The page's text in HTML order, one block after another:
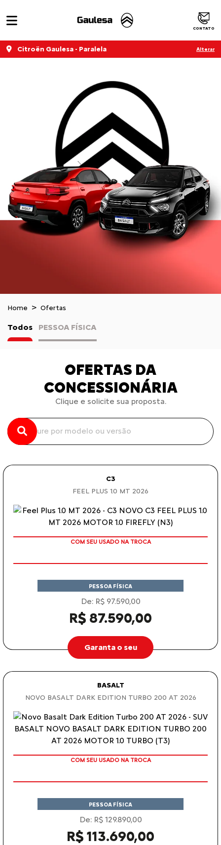
CONTATO
Citroën Gaulesa - Paralela Alterar
Home Ofertas
Todos PESSOA FÍSICA
OFERTAS DA
CONCESSIONÁRIA
Clique e solicite sua proposta.
C3
FEEL PLUS 1.0 MT 2026
COM SEU USADO NA TROCA
PESSOA FÍSICA
De: R$ 97.590,00
R$ 87.590,00
Garanta o seu
BASALT
NOVO BASALT DARK EDITION TURBO 200 AT 2026
COM SEU USADO NA TROCA
PESSOA FÍSICA
De: R$ 129.890,00
R$ 113.690,00